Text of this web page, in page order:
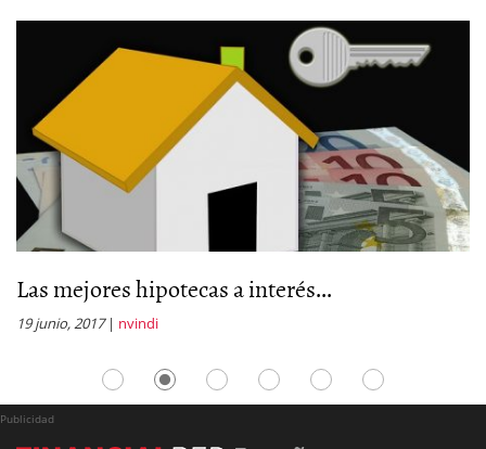
Las mejores hipotecas a interés...
19 junio, 2017| nvindi
Publicidad